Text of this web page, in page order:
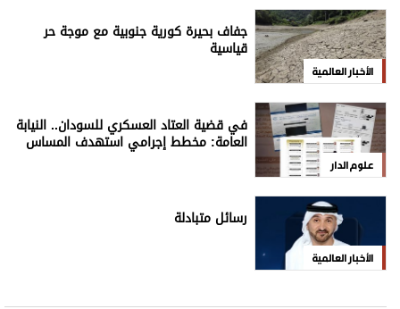
الأخبار العالمية
جفاف بحيرة كورية جنوبية مع موجة حر
قياسية
علوم الدار
في قضية العتاد العسكري للسودان.. النيابة
العامة: مخطط إجرامي استهدف المساس
الأخبار العالمية
رسائل متبادلة